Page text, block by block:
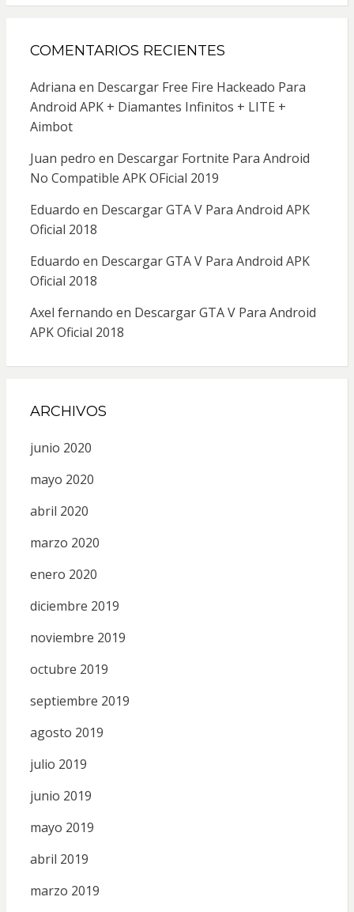
COMENTARIOS RECIENTES
Adriana en Descargar Free Fire Hackeado Para
Android APK + Diamantes Infinitos + LITE +
Aimbot
Juan pedro en Descargar Fortnite Para Android
No Compatible APK OFicial 2019
Eduardo en Descargar GTA V Para Android APK
Oficial 2018
Eduardo en Descargar GTA V Para Android APK
Oficial 2018
Axel fernando en Descargar GTA V Para Android
APK Oficial 2018
ARCHIVOS
junio 2020
mayo 2020
abril 2020
marzo 2020
enero 2020
diciembre 2019
noviembre 2019
octubre 2019
septiembre 2019
agosto 2019
julio 2019
junio 2019
mayo 2019
abril 2019
marzo 2019